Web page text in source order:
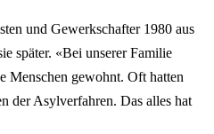
und Gewerkschafter 1980 aus
später. «Bei unserer Familie
Menschen gewohnt. Oft hatten
der Asylverfahren. Das alles hat